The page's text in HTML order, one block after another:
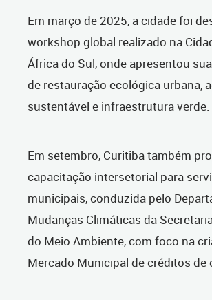
Em março de 2025, a cidade foi
workshop global realizado na
África do Sul, onde apresentou
de restauração ecológica urbana,
sustentável e infraestrutura verde.
Em setembro, Curitiba também
capacitação intersetorial para
municipais, conduzida pelo
Mudanças Climáticas da
do Meio Ambiente, com foco na
Mercado Municipal de créditos de